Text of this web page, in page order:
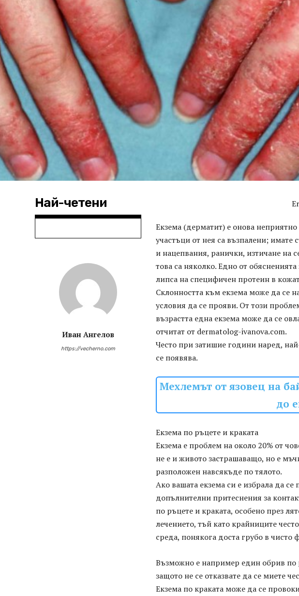
Най-четени
Иван Ангелов
https://vecherno.com
Екзема (дерматит) е онова
участъци от нея са възпалени; имате
и нацепвания, ранички, изтичане на
това са няколко. Едно от
липса на специфичен протеин в
Склонността към екзема може да се
условия да се прояви. От този
възрастта една екзема може да се
отчитат от dermatolog-ivanova.com.
Често при затишие години наред,
се появява.
Мехлемът от язовец на
до
Екзема по ръцете и краката
Екзема е проблем на около 20% от
не е и живото застрашаващо, но е
разположен навсякъде по тялото.
Ако вашата екзема си е избрала да
допълнителни притеснения за
по ръцете и краката, особено през
лечението, тъй като крайниците
среда, понякога доста грубо в чисто
Възможно е например един обрив по
защото не се отказвате да се миете
Екзема по краката може да се